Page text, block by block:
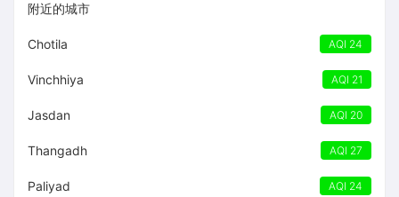
附近的城市
Chotila AQI 24
Vinchhiya AQI 21
Jasdan AQI 20
Thangadh AQI 27
Paliyad AQI 24